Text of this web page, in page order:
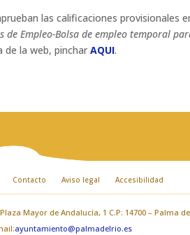
las calificaciones provisionales
de Empleo-Bolsa de empleo temporal
de la web, pincharAQUI.
Contacto Aviso legal Accesibilidad
Mayor de Andalucía, 1 C.P: 14700 – Palma
ayuntamiento@palmadelrio.es